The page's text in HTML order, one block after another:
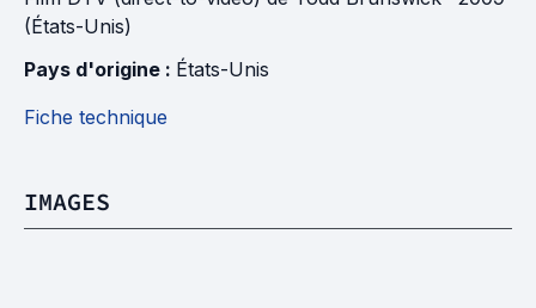
(États-Unis)
Pays d'origine : États-Unis
Fiche technique
IMAGES